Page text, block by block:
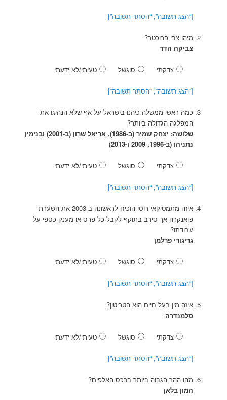
[“הצג תשובה”, “הסתר תשובה”]
מיהו צבי פרוכטר?
צביקה הדר
צדקתי סוגשל טעיתי/לא ידעתי
[“הצג תשובה”, “הסתר תשובה”]
כמה ראשי ממשלה כיהנו בישראל על אף שלא הנהיגו את
המפלגה הגדולה ביותר?
שלושה: יצחק שמיר (ב-1986), אריאל שרון (ב-2001) ובנימין
נתניהו (ב-1996, 2009 ו-2013)
צדקתי סוגשל טעיתי/לא ידעתי
[“הצג תשובה”, “הסתר תשובה”]
איזה מתמטיקאי רוסי הוכיח לראשונה ב-2003 את השערת
פואנקרה אך סירב בתוקף לקבל כל פרס או מענק כספי על
עבודתו?
גריגורי פרלמן
צדקתי סוגשל טעיתי/לא ידעתי
[“הצג תשובה”, “הסתר תשובה”]
איזה מין בעל חיים הוא הטריטון?
סלמנדרה
צדקתי סוגשל טעיתי/לא ידעתי
[“הצג תשובה”, “הסתר תשובה”]
מהו ההר הגבוה ביותר ברכס האלפים?
המון בלאן